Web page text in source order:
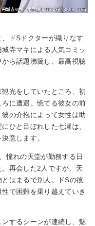
ドSドクターが織りなす
城寺マキによる人気コミッ
ら話題沸騰し、最高視聴
光をしていたところ、初
に遭遇。慌てる彼女の前
の介抱によって女性は助
ひと目ぼれした七瀬は、
意します。
憧れの天堂が勤務する日
再会した2人ですが、天
はまるで別人。ドSの彼
で困難を乗り越えていき
するシーンが連続し、魅